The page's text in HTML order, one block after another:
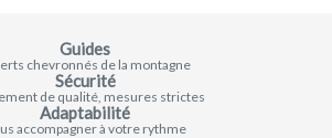
Guides
chevronnés de la montagne
Sécurité
de qualité, mesures strictes
Adaptabilité
accompagner à votre rythme